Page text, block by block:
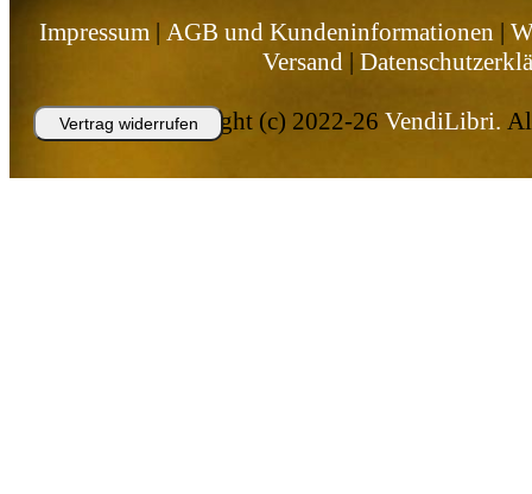
Impressum | AGB und Kundeninformationen |
Versand|
Copyright (c) 2022-26 VendiLibri.
Vertrag widerrufen